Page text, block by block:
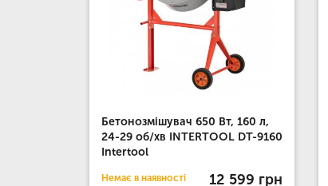
Бетонозмішувач 650 Вт, 160 л,
24-29 об/хв INTERTOOL DT-9160
Intertool
Немає в наявності 12 599 грн